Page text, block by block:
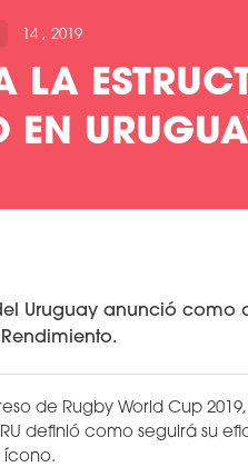
14 , 2019
LA
EN
Uruguay anunció
de Rugby World Cup
definió como seguirá su
ícono.